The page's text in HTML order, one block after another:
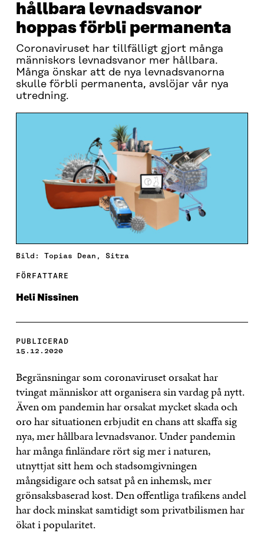
hållbara levnadsvanor
hoppas förbli permanenta
Coronaviruset har tillfälligt gjort många
människors levnadsvanor mer hållbara.
Många önskar att de nya levnadsvanorna
skulle förbli permanenta, avslöjar vår nya
utredning.
Bild: Topias Dean, Sitra
FÖRFATTARE
Heli Nissinen
PUBLICERAD
15.12.2020
Begränsningar som coronaviruset orsakat har
tvingat människor att organisera sin vardag på nytt.
Även om pandemin har orsakat mycket skada och
oro har situationen erbjudit en chans att skaffa sig
nya, mer hållbara levnadsvanor. Under pandemin
har många finländare rört sig mer i naturen,
utnyttjat sitt hem och stadsomgivningen
mångsidigare och satsat på en inhemsk, mer
grönsaksbaserad kost. Den offentliga trafikens andel
har dock minskat samtidigt som privatbilismen har
ökat i popularitet.